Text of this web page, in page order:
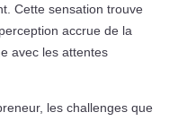
Cette sensation trouve
accrue de la
avec les attentes
les challenges que